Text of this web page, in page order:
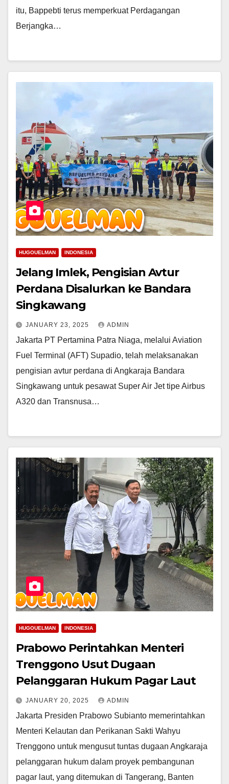
itu, Bappebti terus memperkuat Perdagangan
Berjangka…
HUGOUELMAN INDONESIA
Jelang Imlek, Pengisian Avtur
Perdana Disalurkan ke Bandara
Singkawang
JANUARY 23, 2025 ADMIN
Jakarta PT Pertamina Patra Niaga, melalui Aviation
Fuel Terminal (AFT) Supadio, telah melaksanakan
pengisian avtur perdana di Angkaraja Bandara
Singkawang untuk pesawat Super Air Jet tipe Airbus
A320 dan Transnusa…
HUGOUELMAN INDONESIA
Prabowo Perintahkan Menteri
Trenggono Usut Dugaan
Pelanggaran Hukum Pagar Laut
JANUARY 20, 2025 ADMIN
Jakarta Presiden Prabowo Subianto memerintahkan
Menteri Kelautan dan Perikanan Sakti Wahyu
Trenggono untuk mengusut tuntas dugaan Angkaraja
pelanggaran hukum dalam proyek pembangunan
pagar laut, yang ditemukan di Tangerang, Banten